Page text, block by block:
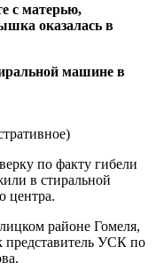
с матерью,
оказалась в
по факту гибели
в стиральной
центра.
районе Гомеля,
представитель УСК по